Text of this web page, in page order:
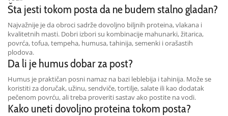
Šta jesti tokom posta da ne budem stalno gladan?
Najvažnije je da obroci sadrže dovoljno biljnih proteina, vlakana i
kvalitetnih masti. Dobri izbori su kombinacije mahunarki, žitarica,
povrća, tofua, tempeha, humusa, tahinija, semenki i orašastih
plodova.
Da li je humus dobar za post?
Humus je praktičan posni namaz na bazi leblebija i tahinija. Može se
koristiti za doručak, užinu, sendviče, tortilje, salate ili kao dodatak
pečenom povrću, ali treba proveriti sastav ako postite na vodi.
Kako uneti dovoljno proteina tokom posta?